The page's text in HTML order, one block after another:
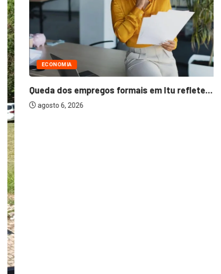
ECONOMIA
Queda dos empregos formais em Itu reflete...
agosto 6, 2026